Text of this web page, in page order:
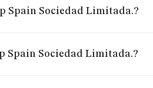
Spain Sociedad Limitada.?
Spain Sociedad Limitada.?